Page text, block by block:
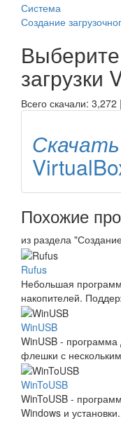
Система
Создание
загрузки
Всего скачали: 3,272
Похожие
из раздела
Rufus
Небольшая
накопителей.
WinUSB
WinUSB - программа
флешки с
WinToUSB
WinToUSB -
Windows и